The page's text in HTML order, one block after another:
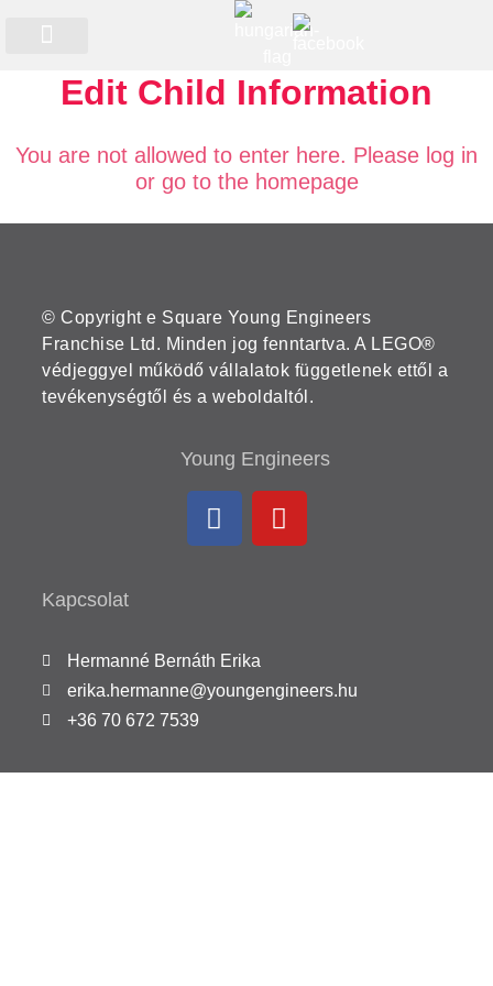
Edit Child Information
You are not allowed to enter here. Please log in
or go to the homepage
© Copyright e Square Young Engineers
Franchise Ltd. Minden jog fenntartva. A LEGO®
védjeggyel működő vállalatok függetlenek ettől a
tevékenységtől és a weboldaltól.
Young Engineers
Kapcsolat
Hermanné Bernáth Erika
erika.hermanne@youngengineers.hu
+36 70 672 7539